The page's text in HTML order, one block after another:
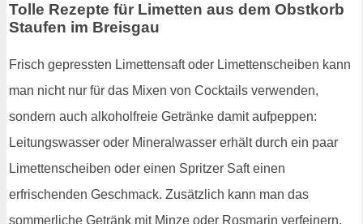
Tolle Rezepte für Limetten aus dem Obstkorb
Staufen im Breisgau
Frisch gepressten Limettensaft oder Limettenscheiben kann
man nicht nur für das Mixen von Cocktails verwenden,
sondern auch alkoholfreie Getränke damit aufpeppen:
Leitungswasser oder Mineralwasser erhält durch ein paar
Limettenscheiben oder einen Spritzer Saft einen
erfrischenden Geschmack. Zusätzlich kann man das
sommerliche Getränk mit Minze oder Rosmarin verfeinern.